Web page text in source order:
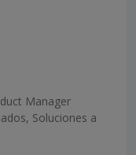
Manager
Soluciones a